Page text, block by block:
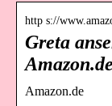
http s://
Greta
Amazon.de
Amazon.de